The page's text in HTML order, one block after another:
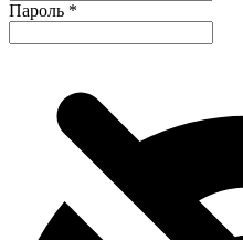
Пароль *